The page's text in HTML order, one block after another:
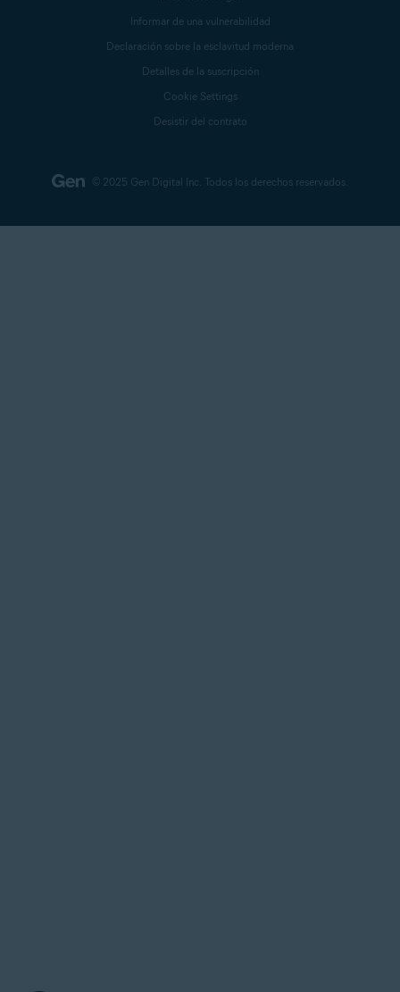
© 2025 Gen Digital Inc. Todos los derechos reservados.
Informar de una vulnerabilidad
Declaración sobre la esclavitud moderna
Detalles de la suscripción
Cookie Settings
Desistir del contrato